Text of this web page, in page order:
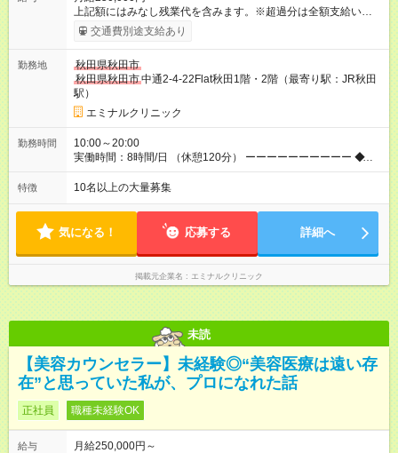
上記額にはみなし残業代を含みます。※超過分は全額支給いたし
ます。 みなし残業代 34,100円／月 みなし残業時間 23時間／月
◆インセンティブを支給◆ 頑張りに応じて、インセンティブ（業
【年収800万円】を記録している先輩社員も在籍しています。
【試用期間】試用期間あり 試用期間の長さ：6ヶ月 ※ 雇用形態
と給与に、本採用時と異なる部分があります。 雇用形態：中途
採用（契約社員） 給与：月給 240,000円以上 上記額にはみなし
残業代を含みます。※超過分は全額支給いたします。 みなし残
業代 32,600円／月 みなし残業時間 23時間／月
交通費別途支給あり
勤務地
秋田県秋田市
秋田県秋田市中通2-4-22Flat秋田1階・2階（最寄り駅：JR秋田
駅）
エミナルクリニック
勤務時間
10:00～20:00
実働時間：8時間/日 （休憩120分） ーーーーーーーーーー ◆残
業少なめ＆通勤も楽々◆ ーーーーーーーーーー 始業時間は10時
とゆっくりなので、通勤ラッシュの中出社する大変さはありま
生活との両立が叶います。
特徴 10名以上の大量募集
気になる！ 応募する 詳細へ
掲載元企業名 エミナルクリニック
未読
【美容カウンセラー】未経験◎“美容医療は遠い存
在”と思っていた私が、プロになれた話
正社員 職種未経験OK
給与
月給250,000円～